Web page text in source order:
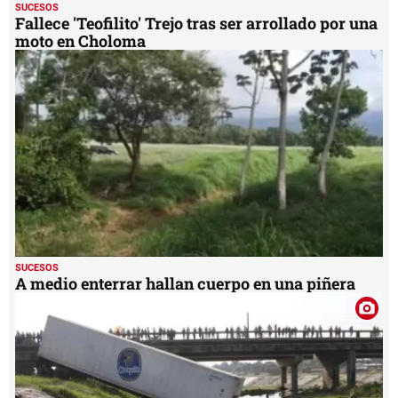
SUCESOS
Fallece 'Teofilito' Trejo tras ser arrollado por una
moto en Choloma
SUCESOS
A medio enterrar hallan cuerpo en una piñera